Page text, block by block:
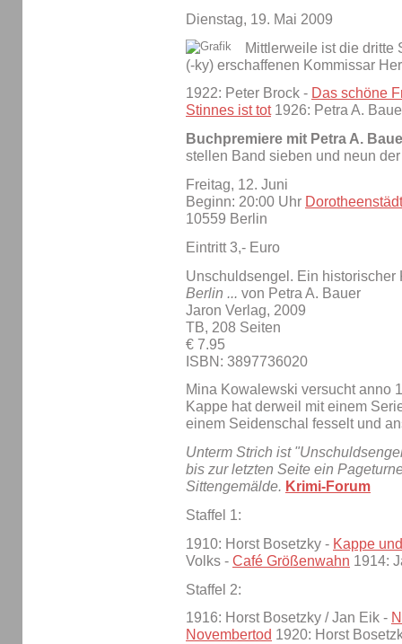
Dienstag, 19. Mai 2009
Mittlerweile ist die dritte
(-ky) erschaffenen Kommissar
1922: Peter Brock - Das schöne
Stinnes ist tot1926: Petra A.
Buchpremiere mit Petra A.
stellen Band sieben und neun
Freitag, 12. Juni
Beginn: 20:00 Uhr
10559 Berlin
Eintritt 3,- Euro
Unschuldsengel. Ein
Berlin ... von Petra A. Bauer
Jaron Verlag, 2009
TB, 208 Seiten
€ 7.95
ISBN: 3897736020
Mina Kowalewski versucht anno
Kappe hat derweil mit einem
einem Seidenschal fesselt und
Unterm Strich ist
bis zur letzten Seite ein
Sittengemälde. Krimi-Forum
Staffel 1:
1910: Horst Bosetzky - Kappe
Volks - Café Größenwahn 1914:
Staffel 2:
1916: Horst Bosetzky / Jan Eik -
Novembertod 1920: Horst